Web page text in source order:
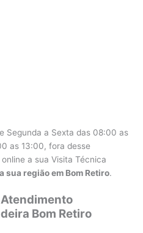
Segunda a Sexta das 08:00 as
as 13:00, fora desse
a sua Visita Técnica
sua região em Bom Retiro.
Bom Retiro